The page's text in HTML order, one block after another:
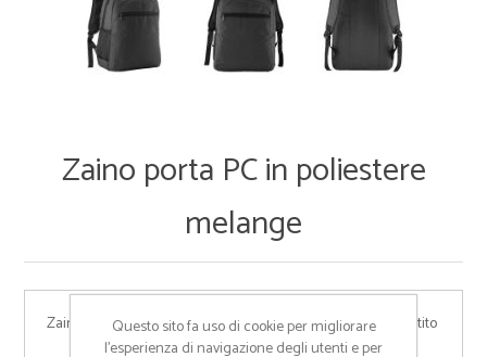
Zaino porta PC in poliestere
melange
Zaino porta PC in poliestere melange.Compartimento imbottito
per notebook. Tasca frontale con cerniera, schienale e
Questo sito fa uso di cookie per migliorare
l’esperienza di navigazione degli utenti e per